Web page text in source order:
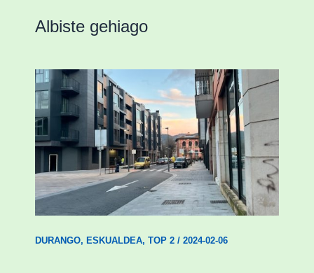
Albiste gehiago
Udal etxebizitza tasatuei buruzko lehen
ordenantza izango du Durangok
DURANGO, ESKUALDEA, TOP 2/ 2024-02-06